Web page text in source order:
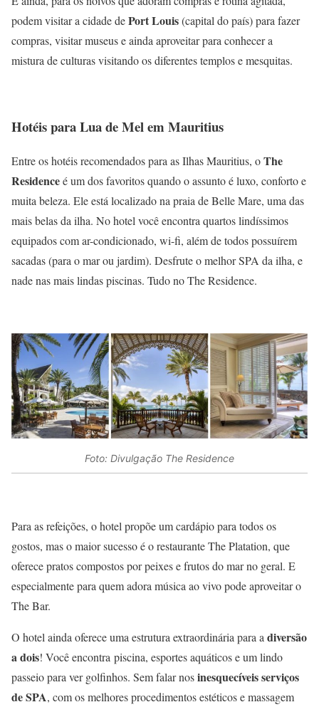
podem visitar a cidade dePort Louis(capital do país) para fazer
compras, visitar museus e ainda aproveitar para conhecer a
mistura de culturas visitando os diferentes templos e mesquitas.
Hotéis para Lua de Mel em Mauritius
Entre os hotéis recomendados para as Ilhas Mauritius, oThe
Residenceé um dos favoritos quando o assunto é luxo, conforto e
muita beleza. Ele está localizado na praia de Belle Mare, uma das
mais belas da ilha. No hotel você encontra quartos lindíssimos
equipados com ar-condicionado, wi-fi, além de todos possuírem
sacadas (para o mar ou jardim). Desfrute o melhor SPA da ilha, e
nade nas mais lindas piscinas. Tudo no The Residence.
Foto: Divulgação The Residence
Para as refeições, o hotel propõe um cardápio para todos os
gostos, mas o maior sucesso é o restaurante The Platation, que
oferece pratos compostos por peixes e frutos do mar no geral. E
especialmente para quem adora música ao vivo pode aproveitar o
The Bar.
O hotel ainda oferece uma estrutura extraordinária para adiversão
a dois! Você encontra piscina, esportes aquáticos e um lindo
passeio para ver golfinhos. Sem falar nosinesquecíveis serviços
de SPA, com os melhores procedimentos estéticos e massagem